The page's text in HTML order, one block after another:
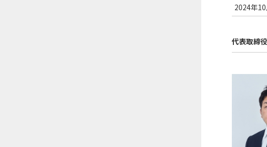
2024年10
代表取締